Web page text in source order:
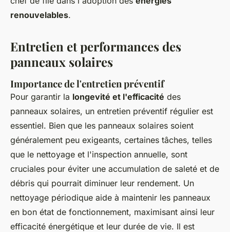
renouvelables.
Entretien et performances des
panneaux solaires
Importance de l'entretien préventif
Pour garantir la longevité et l'efficacité des
panneaux solaires, un entretien préventif régulier est
essentiel. Bien que les panneaux solaires soient
généralement peu exigeants, certaines tâches, telles
que le nettoyage et l'inspection annuelle, sont
cruciales pour éviter une accumulation de saleté et de
débris qui pourrait diminuer leur rendement. Un
nettoyage périodique aide à maintenir les panneaux
en bon état de fonctionnement, maximisant ainsi leur
efficacité énergétique et leur durée de vie. Il est